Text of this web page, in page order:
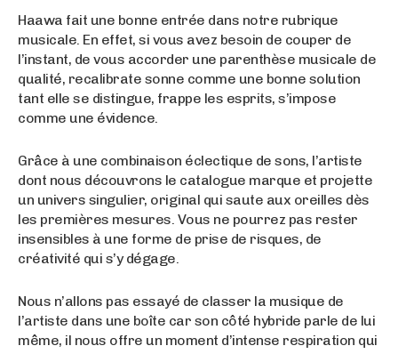
Haawa fait une bonne entrée dans notre rubrique
musicale. En effet, si vous avez besoin de couper de
l’instant, de vous accorder une parenthèse musicale de
qualité, recalibrate sonne comme une bonne solution
tant elle se distingue, frappe les esprits, s’impose
comme une évidence.
Grâce à une combinaison éclectique de sons, l’artiste
dont nous découvrons le catalogue marque et projette
un univers singulier, original qui saute aux oreilles dès
les premières mesures. Vous ne pourrez pas rester
insensibles à une forme de prise de risques, de
créativité qui s’y dégage.
Nous n’allons pas essayé de classer la musique de
l’artiste dans une boîte car son côté hybride parle de lui
même, il nous offre un moment d’intense respiration qui